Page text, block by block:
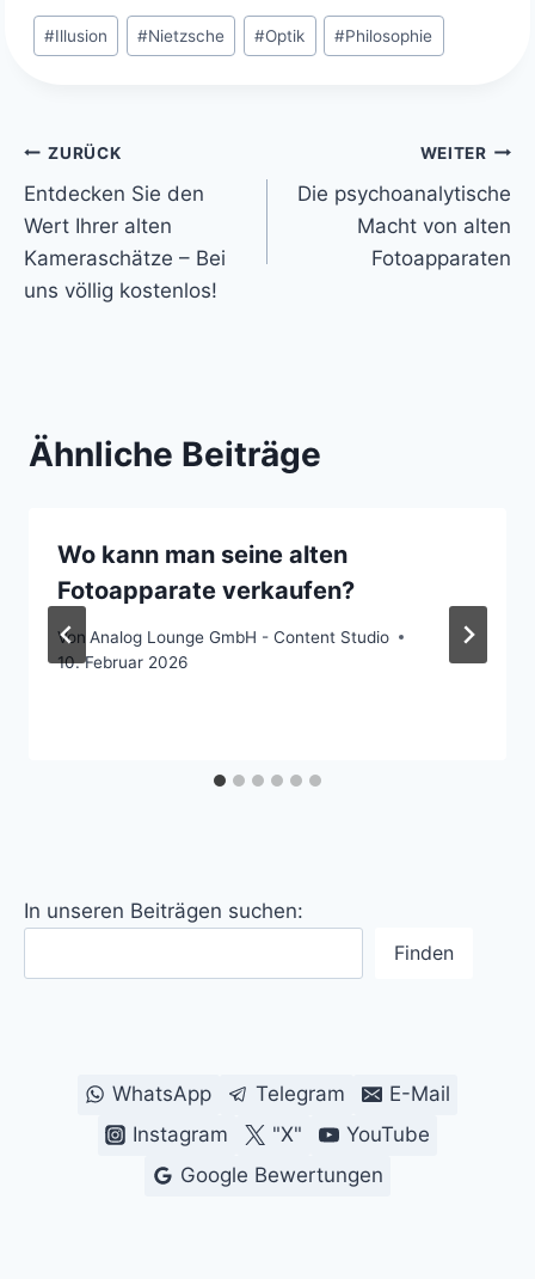
Schlagworte:
#Illusion #Nietzsche #Optik #Philosophie
Beitragsnavigation
ZURÜCK
Entdecken Sie den
Wert Ihrer alten
Kameraschätze – Bei
uns völlig kostenlos!
WEITER
Die psychoanalytische
Macht von alten
Fotoapparaten
Ähnliche Beiträge
Wo kann man seine alten
Fotoapparate verkaufen?
Von Analog Lounge GmbH - Content Studio
10. Februar 2026
In unseren Beiträgen suchen:
Finden
WhatsApp Telegram
E-Mail
Instagram
"X"
YouTube
Google Bewertungen